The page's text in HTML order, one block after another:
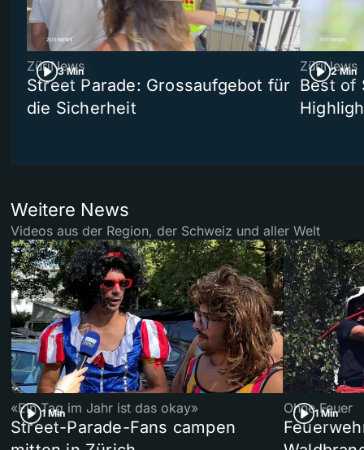
3 Min
ZüriNews
Street Parade: Grossaufgebot für
die Sicherheit
2 Min
ZüriNews
Best of
Weitere News
Videos aus der Region, der Schweiz und aller Welt
1 Min
«Ein Tag im Jahr ist das okay»
Street-Parade-Fans campen
1 Min
Ohne Feuer